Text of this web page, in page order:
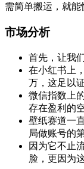
需简单搬运，就
市场分析
首先，让我
在小红书上
万，这足以
微信指数上
存在盈利的
壁纸赛道一
局做账号的
因为它不止
脸，更因为